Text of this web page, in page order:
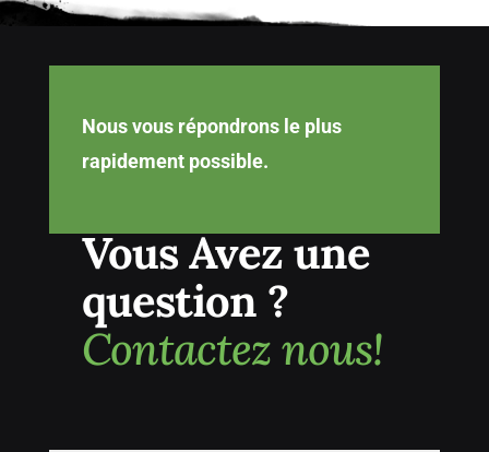
Nous vous répondrons le plus
rapidement possible.
Vous Avez une
question ?
Contactez nous!